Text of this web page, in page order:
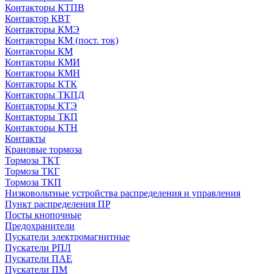
Контакторы КТПВ
Контактор КВТ
Контакторы КМЭ
Контакторы КМ (пост. ток)
Контакторы КМ
Контакторы КМИ
Контакторы КМН
Контакторы КТК
Контакторы ТКПД
Контакторы КТЭ
Контакторы ТКП
Контакторы КТН
Контакты
Крановые тормоза
Тормоза ТКТ
Тормоза ТКГ
Тормоза ТКП
Низковольтные устройства распределения и управления
Пункт распределения ПР
Посты кнопочные
Предохранители
Пускатели электромагнитные
Пускатели РПЛ
Пускатели ПАЕ
Пускатели ПМ